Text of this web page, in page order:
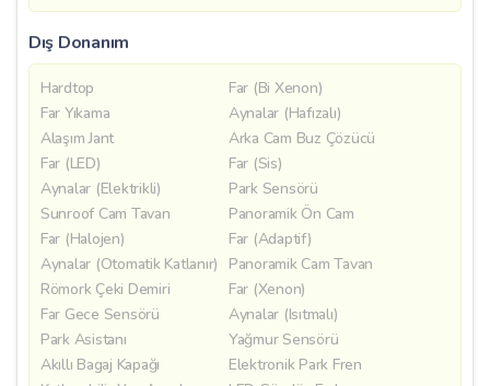
Dış Donanım
Hardtop
Far (Bi Xenon)
Far Yıkama
Aynalar (Hafızalı)
Alaşım Jant
Arka Cam Buz Çözücü
Far (LED)
Far (Sis)
Aynalar (Elektrikli)
Park Sensörü
Sunroof Cam Tavan
Panoramik Ön Cam
Far (Halojen)
Far (Adaptif)
Aynalar (Otomatik Katlanır)
Panoramik Cam Tavan
Römork Çeki Demiri
Far (Xenon)
Far Gece Sensörü
Aynalar (Isıtmalı)
Park Asistanı
Yağmur Sensörü
Akıllı Bagaj Kapağı
Elektronik Park Fren